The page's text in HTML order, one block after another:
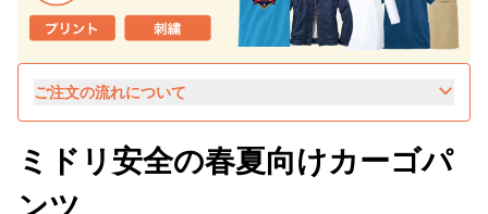
ご注文の流れについて
ミドリ安全の春夏向けカーゴパ
ンツ